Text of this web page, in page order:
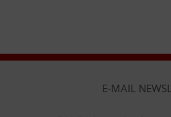
E-MAIL